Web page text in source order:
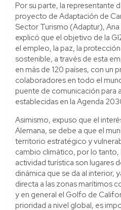
Por su parte, la representante
proyecto de Adaptación de
Sector Turismo (Adaptur),
explicó que el objetivo de la
el empleo, la paz, la
sostenible, a través de esta
en más de 120 países, con un
colaboradores en todo el
puente de comunicación para
establecidas en la Agenda
Asimismo, expuso que el
Alemana, se debe a que el
territorio estratégico y
cambio climático, por lo tanto,
actividad turística son lugares
dinámica que se da al interior,
directa a las zonas marítimos
y en general el Golfo de
prioridad a nivel global, es